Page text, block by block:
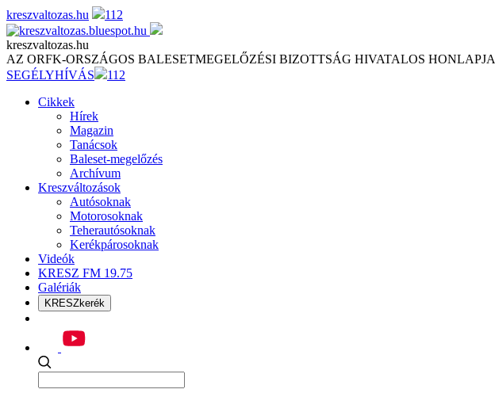
Skip
to
content
kreszvaltozas.hu 112
kreszvaltozas.hu
AZ ORFK-ORSZÁGOS BALESETMEGELŐZÉSI BIZOTTSÁG HIVATALOS HONLAPJA
SEGÉLYHÍVÁS
112
Cikkek
Hírek
Magazin
Tanácsok
Baleset-megelőzés
Archívum
Kreszváltozások
Autósoknak
Motorosoknak
Teherautósoknak
Kerékpárosoknak
Videók
KRESZ FM 19.75
Galériák
KRESZkerék